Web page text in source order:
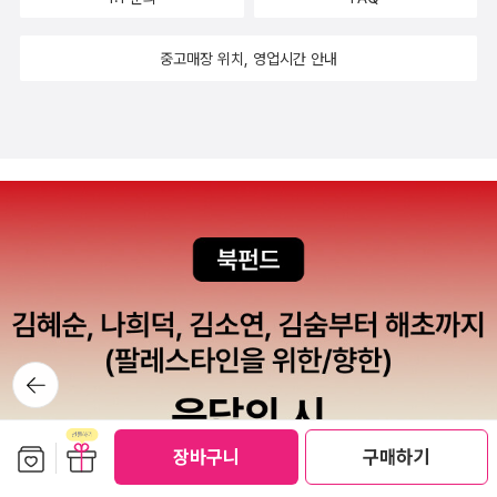
장바구니 구매하기
아무리 꼭꼭 숨어 있어도 그들은 틀림없이 당신을 찾아온다.-알라딘
책소개 각종 호러 게시판에서 마니아들의 열광적 지지를 얻은 <호
토리 구성과 기이한 상상으로 일상을 비틀어, 전편보다 업그레이드된
공포와 소설적 재미를 선사한다. 세 편의 중편소설과 두 편의 단편소
설로 구성되어 '공포의 모든 것을 보여준다!'는 전편의 카피에 또 한
번 충실하게 접근했다. -알라딘 책소개 전 세계 미스터리 거장들
의 주옥같은 명작을 담은 엘릭시르 '미스터리 책장' 열한 번째 책. 고
딕 호러의 대가인 셜리 잭슨이 생전 마지막으로 남긴 작품이다. 연약
이다. 팔기만 하나 ? 기기 작동법을 의사에게 가르쳐주어야 한다. 그
로 인해 당신이 누군가를 죽였다고 치자. 도덕적 인간이라면 자수를
하는 것이 마땅하나, 당신은 일주일 후면 대기업 사장의 딸과 결혼하
게 되어 있다. 곧 아내가 될 여자는 아름답다. 절세미인이다. 누워도
젖가슴은 싱싱한 계란 노른자'의 형태를 유지한다. 장인 어른은 간암
4기 말기다. 외동딸이다. 어떻게 할 것인가 ? 자수하는 순간 결혼은
없던 것이 된다. 당신이 생각하기에 가장 좋은 방법은 사건을 은폐하
는 것이다. 하지만 우리는 단 한번도 시체를 처리하는 방법'이나 범죄
를 은폐하는 방법에 대해 배운 적이 없다. 그래서 준비했다. 다음 독서
화.... 영화로 유명한 '캐리' 너무 유명해서 왠지 읽고 본 듯한 느낌이
였어요.영화도 책도 모두 좋았답니다. 그러고보니 스티븐킹의 책을
겠지요? 스티븐킹의 책을 처음으로 영어로 읽은책. 읽다보니 어닌
가 익숙한.. 그래서 찾아보니 어릴적 내가 너무 무서워했던 뱀파이어
촌스러운 특수분장인데도 다시 봐도 무서운것을 보면 어릴적의 공포
는 성인이 되어서도 극복이 안되나봅니다. ^^;; 스티븐 킹의 원작
을 영화로 만들 경우 대부분 흥행을 했지만...가끔은 못된 영화들이 있
어요.ㅋㅋ이 작품을 영화로 보고 완전 실망해서 책으로 읽을 생각을
아예접었는데, 어쩌다 내 손에 오게 된 영어책을 이사시키기 위해 읽
게 되었답니다. 그리고... 완전 반해버렸어요. 영화가 원작을 망친 케
두꺼운 책은?단편보다는 장편이나 대하소설을 좋아해서 웬만해선 두
있다,가장 좋아하는 출판사는?*한겨레출판,후타니마스,사계절출판
사* 책을 상품으로 빚어내는 품이 훌륭한 출판사-문학동네* 앞으로
뒤로가
기
중고매장 위치, 영업시간 안내